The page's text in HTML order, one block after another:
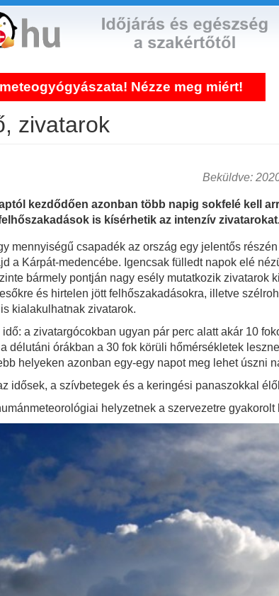
Nézze meg miért!
zivatarok
Beküldve:
kezdődően azonban több napig sokfelé kell
is kísérhetik az intenzív
mennyiségű csapadék az ország egy jelentős
a Kárpát-medencébe. Igencsak fülledt napok elé
bármely pontján nagy esély mutatkozik zivatarok
és hirtelen jött felhőszakadásokra, illetve
kialakulhatnak zivatarok.
a zivatargócokban ugyan pár perc alatt akár 10
délutáni órákban a 30 fok körüli hőmérsékletek
helyeken azonban egy-egy napot meg lehet úszni
idősek, a szívbetegek és a keringési panaszokkal
helyzetnek a szervezetre